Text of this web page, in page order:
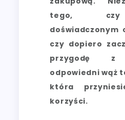
tego,
doświadczonym
czy dopiero
przygodę z
odpowiedni wąż
która
korzyści.